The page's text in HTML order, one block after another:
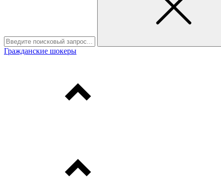
Гражданские шокеры